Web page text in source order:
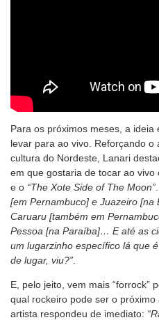
Para os próximos meses, a
levar para ao vivo. Reforçando
cultura do Nordeste, Lanari
em que gostaria de tocar ao vivo
e o “The Xote Side of The Moon”
[em Pernambuco] e Juazeiro [na
Caruaru [também em
Pessoa [na Paraíba]… E até as
um lugarzinho específico lá que
de lugar, viu?”
E, pelo jeito, vem mais “forrock”
qual rockeiro pode ser o
artista respondeu de imediato: